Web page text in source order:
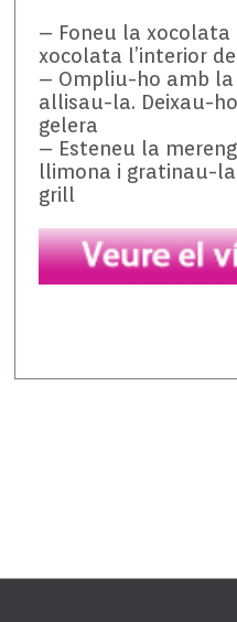
– Foneu la xocolata
xocolata l’interior
– Ompliu-ho amb
allisau-la. Deixau-
gelera
– Esteneu la
llimona i gratinau-
grill